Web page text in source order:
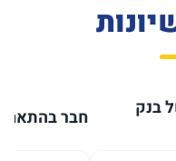
בנק חבר